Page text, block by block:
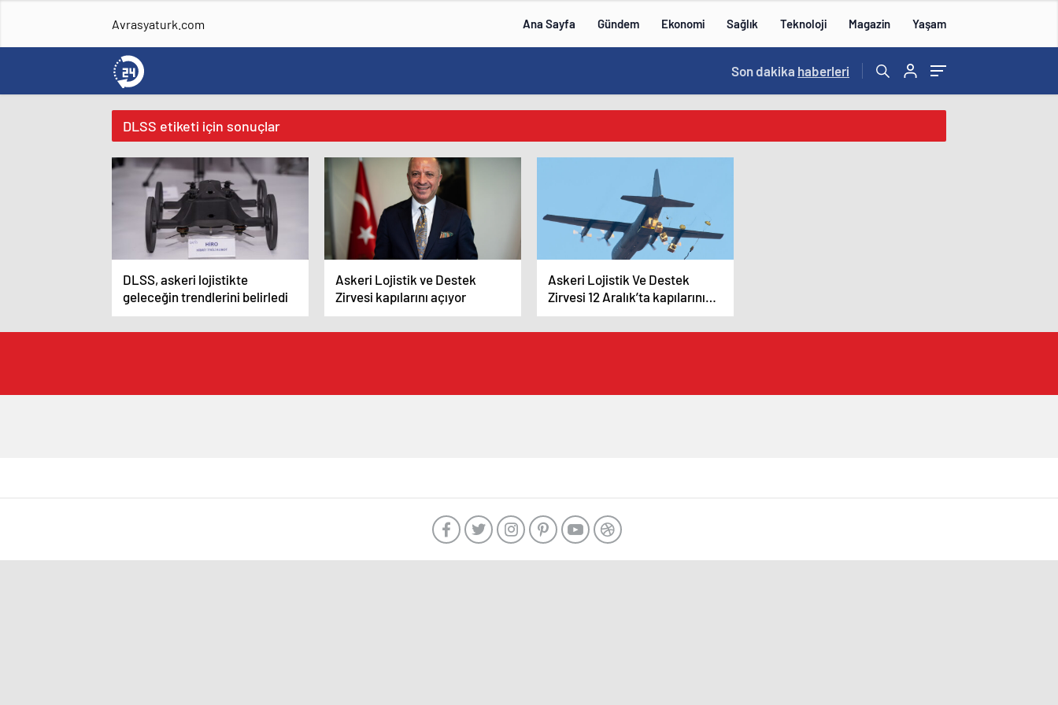
Avrasyaturk.com Ana Sayfa Gündem Ekonomi Sağlık Teknoloji Magazin Yaşam
Son dakika haberleri
DLSS etiketi için sonuçlar
DLSS, askeri lojistikte
geleceğin trendlerini belirledi
Askeri Lojistik ve Destek
Zirvesi kapılarını açıyor
Askeri Lojistik Ve Destek
Zirvesi 12 Aralık’ta kapılarını
açacak